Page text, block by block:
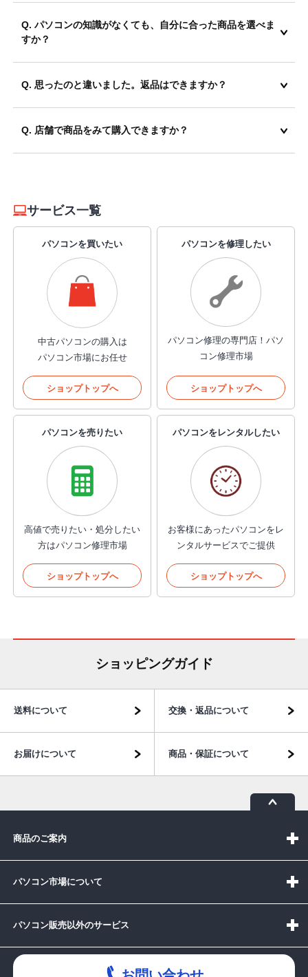
Q. パソコンの知識がなくても、自分に合った商品を選べま
すか？
Q. 思ったのと違いました。返品はできますか？
Q. 店舗で商品をみて購入できますか？
サービス一覧
パソコンを買いたい
中古パソコンの購入は
パソコン市場にお任せ
ショップトップへ
パソコンを修理したい
パソコン修理の専門店！ パソ
コン修理市場
ショップトップへ
パソコンを売りたい
高値で売りたい・処分したい
方はパソコン修理市場
ショップトップへ
パソコンをレンタルしたい
お客様にあったパソコンを レ
ンタルサービスでご提供
ショップトップへ
ショッピングガイド
送料について 交換・返品について
お届けについて 商品・保証について
商品のご案内
パソコン市場について
パソコン販売以外のサービス